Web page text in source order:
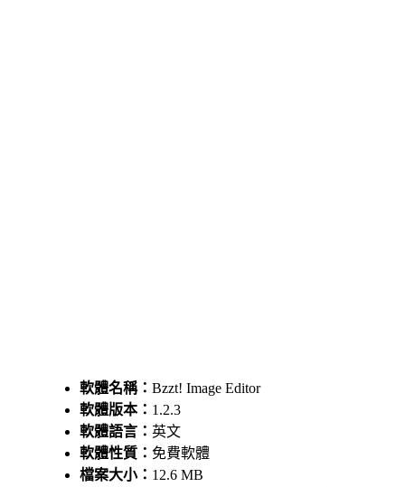
軟體名稱： Bzzt! Image Editor
軟體版本： 1.2.3
軟體語言： 英文
軟體性質： 免費軟體
檔案大小： 12.6 MB